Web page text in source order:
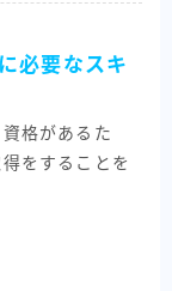
必要なスキ
格があるた
をすることを